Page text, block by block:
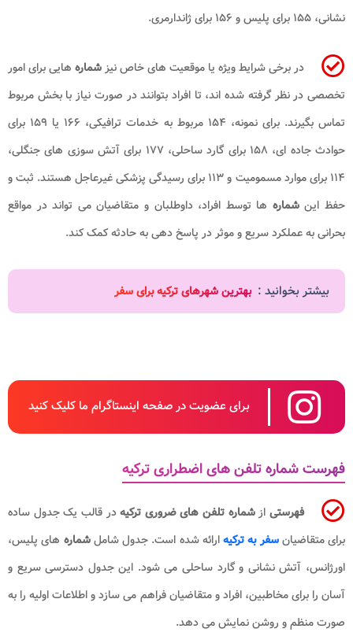
نشانی، ۱۵۵ برای پلیس و ۱۵۶ برای ژاندارمری.
در برخی شرایط ویژه یا موقعیت های خاص نیزشماره هایی برای امور
تخصصی در نظر گرفته شده اند، تا افراد بتوانند در صورت نیاز با بخش مربوط
تماس بگیرند. برای نمونه، ۱۵۴ مربوط به خدمات ترافیکی، ۱۶۶ یا ۱۵۹ برای
حوادث جاده ای، ۱۵۸ برای گارد ساحلی، ۱۷۷ برای آتش سوزی های جنگلی،
۱۱۴ برای موارد مسمومیت و ۱۱۳ برای رسیدگی پزشکی غیرعاجل هستند. ثبت و
حفظ اینشماره ها توسط افراد، داوطلبان و متقاضیان می تواند در مواقع
بحرانی به عملکرد سریع و موثر در پاسخ دهی به حادثه کمک کند.
بیشتر بخوانید : بهترین شهرهای ترکیه برای سفر
برای عضویت در صفحه اینستاگرام ما کلیک کنید
فهرست شماره تلفن های اضطراری ترکیه
فهرستی ازشماره تلفن های ضروری ترکیهدر قالب یک جدول ساده
برای متقاضیانسفر به ترکیهارائه شده است. جدول شاملشماره های پلیس،
اورژانس، آتش نشانی و گارد ساحلی می شود. این جدول دسترسی سریع و
آسان را برای مخاطبین، افراد و متقاضیان فراهم می سازد و اطلاعات اولیه را به
صورت منظم و روشن نمایش می دهد.